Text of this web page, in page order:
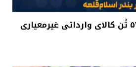
جلوگیری از ورود ۵۳۵ تُن کالای وارداتی غیرمعیاری